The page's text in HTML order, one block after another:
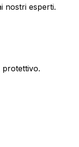
nostri esperti.
protettivo.